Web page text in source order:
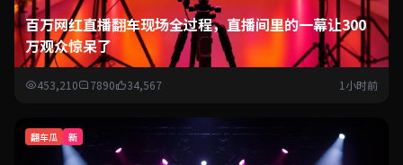
百万网红直播翻车现场全过程，直播间里的一幕让300
万观众惊呆了
453,210 7890 34,567 1小时前
翻车瓜 新